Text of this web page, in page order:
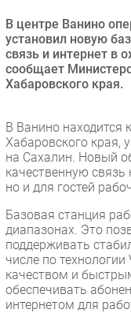
Безопасность
Инновации
CIO/Управление
Гаджеты
РАЗДЕЛЫ
Новости
Интервью
Мероприятия
Проекты
IT класс
В центре Ванино
установил новую
связь и интернет в
сообщает
Хабаровского края.
В Ванино находится
Хабаровского края,
на Сахалин. Новый
качественную
но и для гостей
Базовая станция
диапазонах. Это
поддерживать
числе по
качеством и
обеспечивать
интернетом для